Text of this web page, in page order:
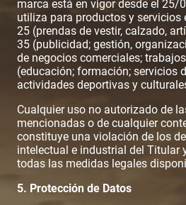
marca está en vigor desde el 25/
utiliza para productos y servicios
25 (prendas de vestir, calzado,
35 (publicidad; gestión,
de negocios comerciales;
(educación; formación; servicios
actividades deportivas y
Cualquier uso no autorizado de
mencionadas o de cualquier
constituye una violación de los
intelectual e industrial del Titular
todas las medidas legales
5. Protección de Datos